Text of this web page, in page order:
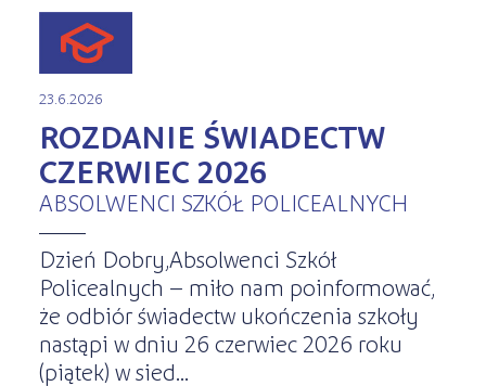
23.6.2026
ROZDANIE ŚWIADECTW
CZERWIEC 2026
ABSOLWENCI SZKÓŁ POLICEALNYCH
Dzień Dobry,Absolwenci Szkół
Policealnych – miło nam poinformować,
że odbiór świadectw ukończenia szkoły
nastąpi w dniu 26 czerwiec 2026 roku
(piątek) w sied...